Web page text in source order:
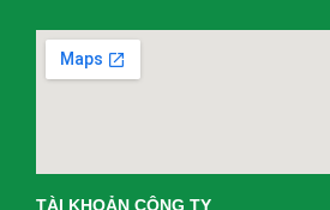
TÀI KHOẢN CÔNG TY